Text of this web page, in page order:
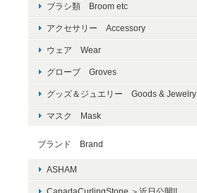
ブラシ類 Broom etc
アクセサリー Accessory
ウェア Wear
グローブ Groves
グッズ＆ジュエリー Goods & Jewelry
マスク Mask
ブランド Brand
ASHAM
CanadaCurlingStone ＞近日公開!!